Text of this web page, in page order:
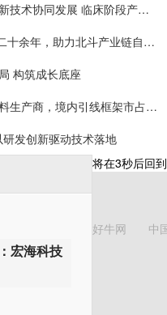
天泽云泰科创板IPO：创新药品和创新技术协同发展 临床阶段产品研发进度均为全球首位或前三
禾润电子IPO：深耕GNSS芯片领域二十余年，助力北斗产业链自主可控，出货量国内厂商第一
构筑成长底座
永志股份拟北交所IPO：芯片封装材料生产商，境内引线框架市占率7.63%，长电科技、通富微电供应商
发创新驱动技术落地
宏海科技
将在3秒后回
好牛网 中